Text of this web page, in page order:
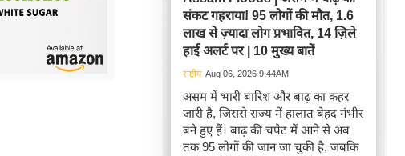
संकट गहराया! 95 लोगों की मौत, 1.6
लाख से ज़्यादा लोग प्रभावित, 14 ज़िले
हाई अलर्ट पर | 10 मुख्य बातें
राष्ट्रीय Aug 06, 2026 9:44AM
असम में भारी बारिश और बाढ़ का कहर
जारी है, जिससे राज्य में हालात बेहद गंभीर
बने हुए हैं। बाढ़ की चपेट में आने से अब
तक 95 लोगों की जान जा चुकी है, जबकि